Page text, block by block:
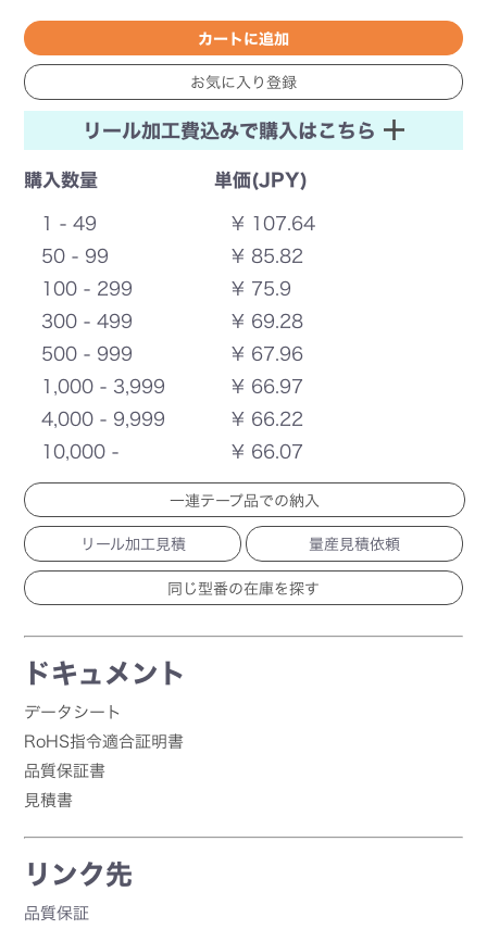
リール加工費込みで購入はこちら
購入数量 単価(JPY)
1 - 49
¥ 107.64
50 - 99
¥ 85.82
100 - 299
¥ 75.9
300 - 499
¥ 69.28
500 - 999
¥ 67.96
1,000 - 3,999
¥ 66.97
4,000 - 9,999
¥ 66.22
10,000 -
¥ 66.07
一連テープ品での納入
リール加工見積 量産見積依頼
ドキュメント
データシート
RoHS指令適合証明書
品質保証書
見積書
リンク先
品質保証